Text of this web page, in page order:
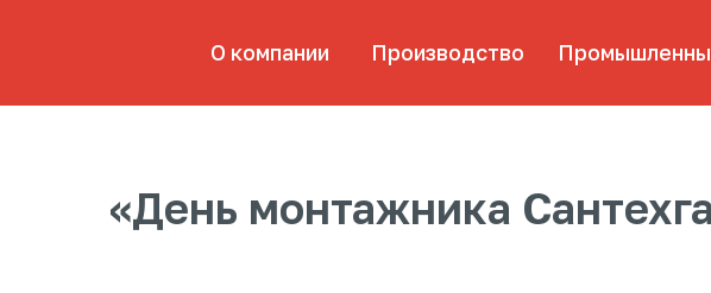
Промышленный
Производство
О компании
«День монтажника